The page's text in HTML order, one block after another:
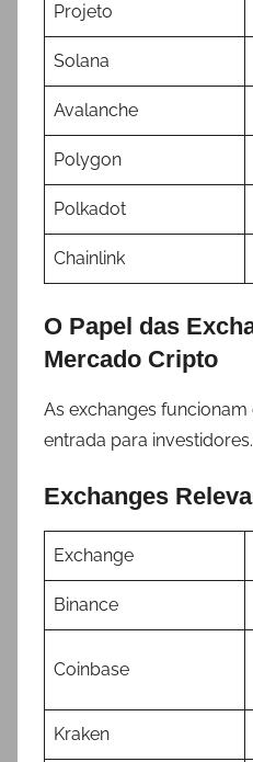
Projeto
Solana
Avalanche
Polygon
Polkadot
Chainlink
O Papel das
Mercado Cripto
As exchanges
entrada para investidores.
Exchanges
Exchange
Binance
Coinbase
Kraken